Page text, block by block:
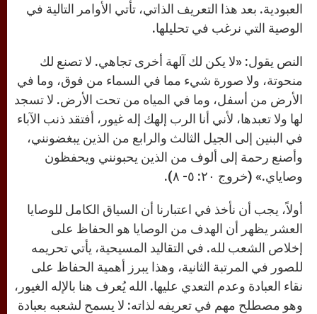
العبودية. بعد هذا التعريف الذاتي، تأتي الأوامر التالية في
الوصية التي نرغب في تحليلها.
النص يقول: «لا يكن لك آلهة أخرى تجاهي. لا تصنع لك
منحوتة، ولا صورة شيء مما في السماء من فوق، وما في
الأرض من أسفل، وما في المياه من تحت الأرض. لا تسجد
لها ولا تعبدها، لأني أنا الرب إلهك إله غيور، أفتقد ذنب الآباء
في البنين إلى الجيل الثالث والرابع من الذين يبغضونني،
وأصنع رحمة إلى ألوف من الذين يحبونني ويحفظون
وصاياي.» (خروج ٢٠: ٥- ٨).
أولاً، يجب أن نأخذ في اعتبارنا أن السياق الكامل للوصايا
العشر يظهر أن الهدف من الوصايا هو الحفاظ على
إخلاص الشعب لله. في التقاليد المسيحية، يأتي تحريمه
للصور في المرتبة الثانية، وهذا يبرز أهمية الحفاظ على
نقاء العبادة وعدم التعدي عليها. الله يُعرف هنا بالإله الغيور،
وهو مصطلح مهم في تعريفه لذاته: لا يسمح لشعبه بعبادة